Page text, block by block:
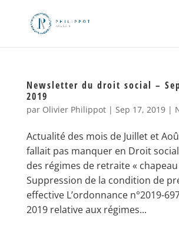
Newsletter du droit social –
2019
par Olivier Philippot| Sep 17, 2019|
Actualité des mois de Juillet et
fallait pas manquer en Droit
des régimes de retraite « chapeau
Suppression de la condition de
effective L’ordonnance n°2019-
2019 relative aux régimes...